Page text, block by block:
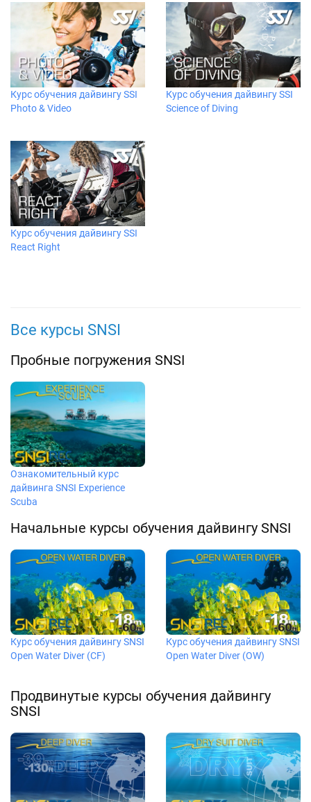
Курс обучения дайвингу SSI
Photo & Video
Курс обучения дайвингу SSI
Science of Diving
Курс обучения дайвингу SSI
React Right
Все курсы SNSI
Пробные погружения SNSI
Ознакомительный курс
дайвинга SNSI Experience
Scuba
Начальные курсы обучения дайвингу SNSI
Курс обучения дайвингу SNSI
Open Water Diver (CF)
Курс обучения дайвингу SNSI
Open Water Diver (OW)
Продвинутые курсы обучения дайвингу
SNSI